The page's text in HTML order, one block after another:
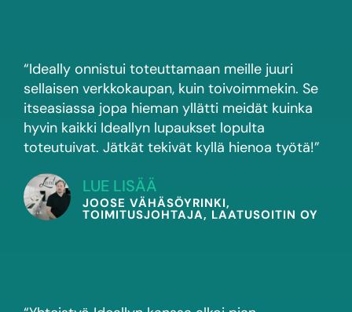
“Ideally onnistui toteuttamaan meille juuri
sellaisen verkkokaupan, kuin toivoimmekin. Se
itseasiassa jopa hieman yllätti meidät kuinka
hyvin kaikki Ideallyn lupaukset lopulta
toteutuivat. Jätkät tekivät kyllä hienoa työtä!”
LUE LISÄÄ
JOOSE VÄHÄSÖYRINKI,
TOIMITUSJOHTAJA, LAATUSOITIN OY